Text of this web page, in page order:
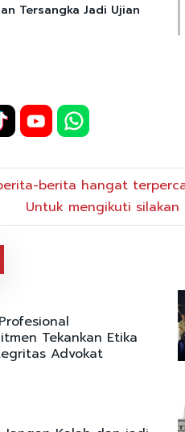
Tersangka Jadi Ujian
berita hangat
Untuk mengikuti
Tekankan Etika
Advokat